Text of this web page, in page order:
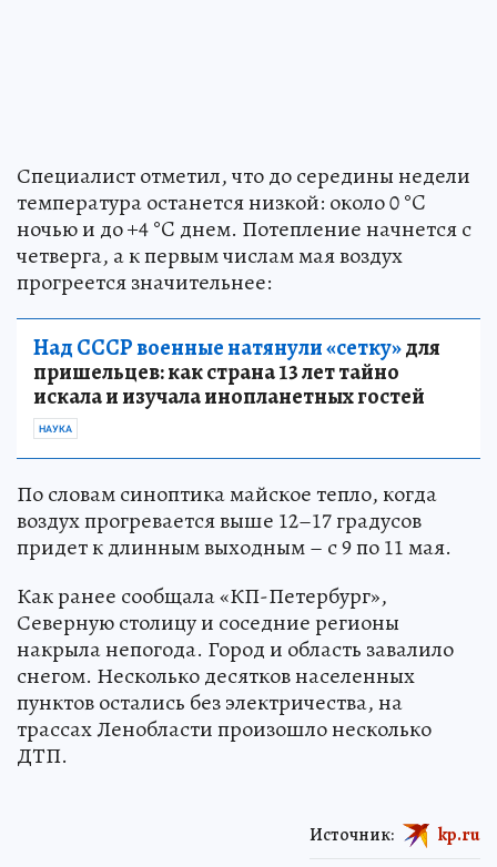
Специалист отметил, что до середины недели
температура останется низкой: около 0 °C
ночью и до +4 °C днем. Потепление начнется с
четверга, а к первым числам мая воздух
прогреется значительнее:
Над СССР военные натянули «сетку»для
пришельцев: как страна 13 лет тайно
искала и изучала инопланетных гостей
НАУКА
По словам синоптика майское тепло, когда
воздух прогревается выше 12–17 градусов
придет к длинным выходным – с 9 по 11 мая.
Как ранее сообщала «КП-Петербург»,
Северную столицу и соседние регионы
накрыла непогода. Город и область завалило
снегом. Несколько десятков населенных
пунктов остались без электричества, на
трассах Ленобласти произошло несколько
ДТП.
Источник: kp.ru